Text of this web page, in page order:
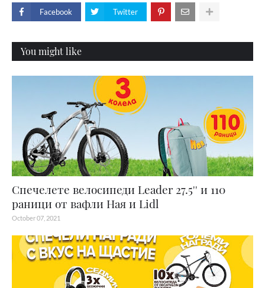
Facebook Twitter
You might like
Спечелете велосипеди Leader 27.5'' и 110
раници от вафли Ная и Lidl
October 07, 2021